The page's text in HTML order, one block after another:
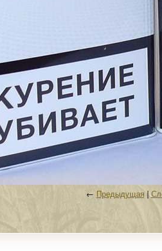
← Предыдущая|